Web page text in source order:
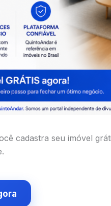
cadastra seu imóvel